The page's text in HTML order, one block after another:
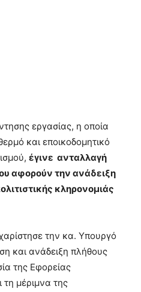
εργασίας, η οποία
και εποικοδομητικό
έγινε ανταλλαγή
αφορούν την ανάδειξη
κληρονομιάς
την κα. Υπουργό
και ανάδειξη πλήθους
της Εφορείας
τη μέριμνα της